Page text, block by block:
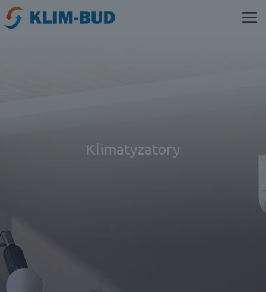
Klimatyzatory